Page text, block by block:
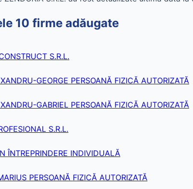
10 firme adăugate
S.R.L.
GEORGE PERSOANĂ FIZICĂ AUTORIZATĂ
GABRIEL PERSOANĂ FIZICĂ AUTORIZATĂ
S.R.L.
ÎNTREPRINDERE INDIVIDUALĂ
PERSOANĂ FIZICĂ AUTORIZATĂ